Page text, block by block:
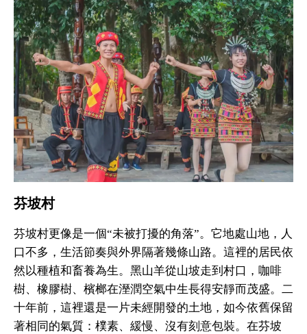
芬坡村
芬坡村更像是一個“未被打擾的角落”。它地處山地，人
口不多，生活節奏與外界隔著幾條山路。這裡的居民依
然以種植和畜養為生。黑山羊從山坡走到村口，咖啡
樹、橡膠樹、檳榔在溼潤空氣中生長得安靜而茂盛。二
十年前，這裡還是一片未經開發的土地，如今依舊保留
著相同的氣質：樸素、緩慢、沒有刻意包裝。在芬坡